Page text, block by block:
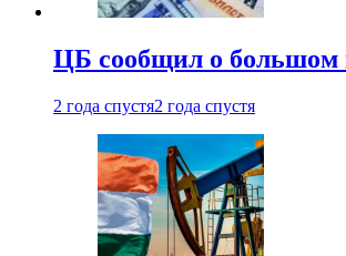
ЦБ сообщил о большом
2 года спустя2 года спустя